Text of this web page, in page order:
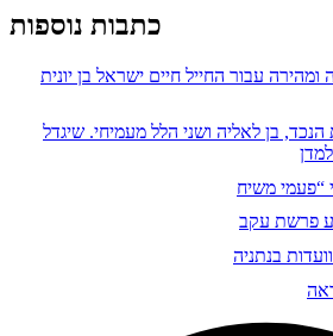
כתבות נוספות
עבור החייל חיים ישראל בן יונית
בן לאליה ושני הלל מעמיחי. שיגדל
פרשת עקב
בנתניה